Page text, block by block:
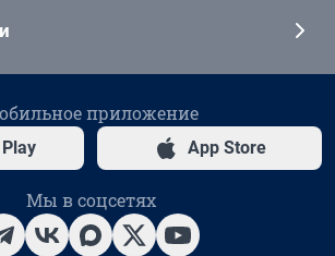
приложение
App Store
Мы в соцсетях